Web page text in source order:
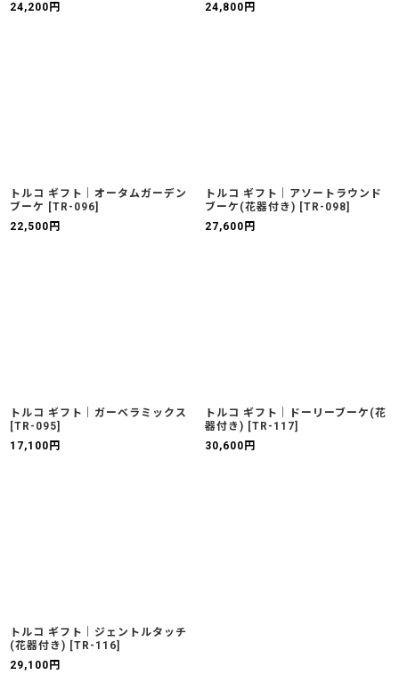
24,200 円
24,800 円
トルコ ギフト｜オータムガーデン
ブーケ
[TR-096]
22,500 円
トルコ ギフト｜アソートラウンド
ブーケ(花器付き) [TR-098]
27,600 円
トルコ ギフト｜ガーベラミックス
[TR-095]
17,100 円
トルコ ギフト｜ドーリーブーケ(花
器付き) [TR-117]
30,600 円
トルコ ギフト｜ジェントルタッチ
(花器付き) [TR-116]
29,100 円